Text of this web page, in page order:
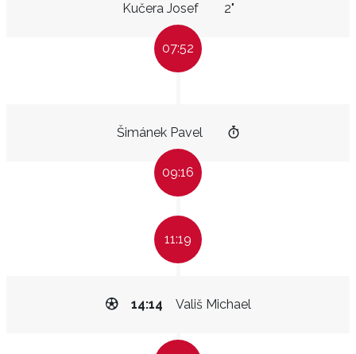
Kučera Josef 2"
07:52
Šimánek Pavel
09:16
11:19
Vališ Michael
14:14